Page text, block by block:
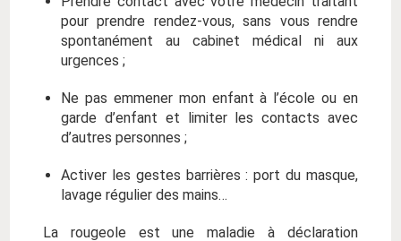
pour prendre rendez-vous, sans vous rendre
spontanément au cabinet médical ni aux
urgences ;
Ne pas emmener mon enfant à l’école ou en
garde d’enfant et limiter les contacts avec
d’autres personnes ;
Activer les gestes barrières : port du masque,
lavage régulier des mains…
La rougeole est une maladie à déclaration